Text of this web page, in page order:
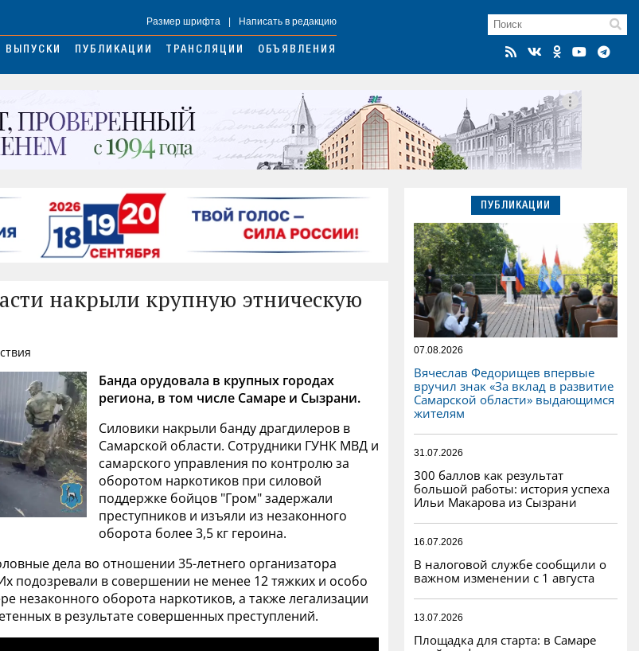
Размер шрифта Написать в редакцию
ВЫПУСКИ ПУБЛИКАЦИИ ТРАНСЛЯЦИИ ОБЪЯВЛЕНИЯ
накрыли крупную этническую
Банда орудовала в крупных городах
региона, в том числе Самаре и Сызрани.
Силовики накрыли банду драгдилеров в
Самарской области. Сотрудники ГУНК МВД и
самарского управления по контролю за
оборотом наркотиков при силовой
поддержке бойцов "Гром" задержали
преступников и изъяли из незаконного
оборота более 3,5 кг героина.
дела во отношении 35-летнего организатора
подозревали в совершении не менее 12 тяжких и особо
незаконного оборота наркотиков, а также легализации
в результате совершенных преступлений.
ПУБЛИКАЦИИ
07.08.2026
Вячеслав Федорищев впервые
вручил знак «За вклад в развитие
Самарской области» выдающимся
жителям
31.07.2026
300 баллов как результат
большой работы: история успеха
Ильи Макарова из Сызрани
16.07.2026
В налоговой службе сообщили о
важном изменении с 1 августа
13.07.2026
Площадка для старта: в Самаре